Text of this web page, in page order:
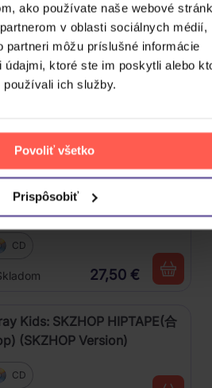
ako používate naše webové
v oblasti sociálnych médií,
partneri môžu príslušné informácie
ktoré ste im poskytli alebo
ich služby.
Povoliť všetko
Prispôsobiť
CD
Skladom 11,80 €
Karel: Snění o Vánocích
Skladom 16,90 €
Beautiful Chaos
CD
27,50 €
Kids: SKZHOP HIPTAPE(合
(SKZHOP Version)
CD